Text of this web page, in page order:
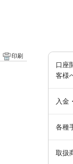
口座
客様
入金
各種
取扱
印刷